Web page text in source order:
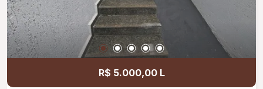
R$ 5.000,00 L